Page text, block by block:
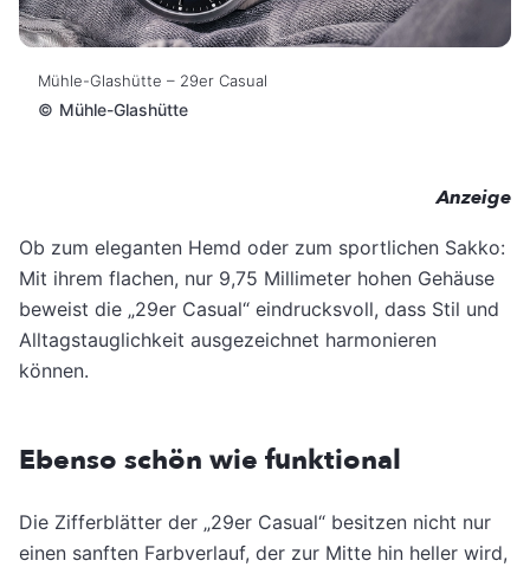
Mühle-Glashütte – 29er Casual
© Mühle-Glashütte
Anzeige
Ob zum eleganten Hemd oder zum sportlichen Sakko:
Mit ihrem flachen, nur 9,75 Millimeter hohen Gehäuse
beweist die „29er Casual“ eindrucksvoll, dass Stil und
Alltagstauglichkeit ausgezeichnet harmonieren
können.
Ebenso schön wie funktional
Die Zifferblätter der „29er Casual“ besitzen nicht nur
einen sanften Farbverlauf, der zur Mitte hin heller wird,